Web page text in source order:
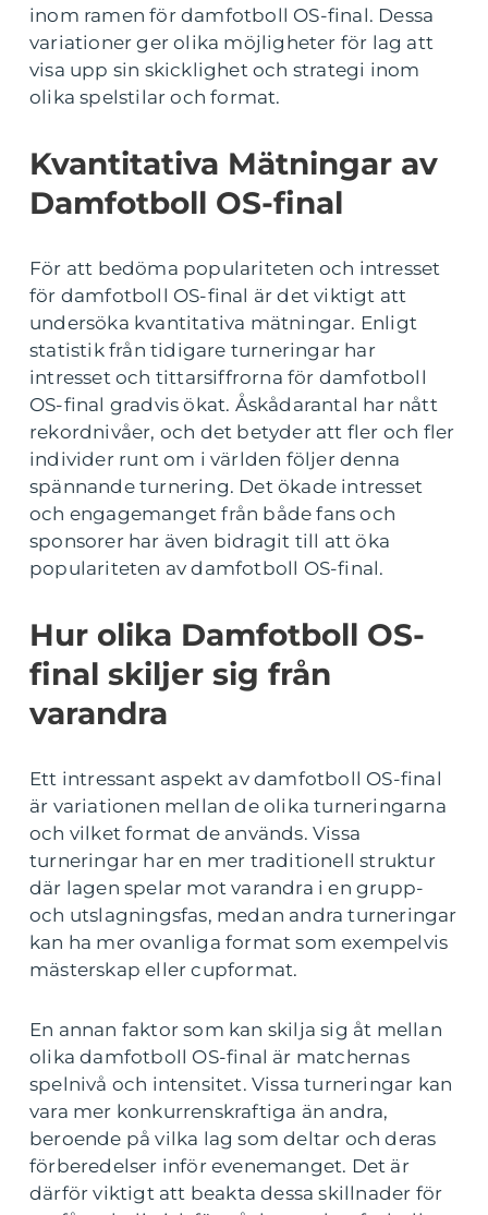
inom ramen för damfotboll OS-final. Dessa
variationer ger olika möjligheter för lag att
visa upp sin skicklighet och strategi inom
olika spelstilar och format.
Kvantitativa Mätningar av
Damfotboll OS-final
För att bedöma populariteten och intresset
för damfotboll OS-final är det viktigt att
undersöka kvantitativa mätningar. Enligt
statistik från tidigare turneringar har
intresset och tittarsiffrorna för damfotboll
OS-final gradvis ökat. Åskådarantal har nått
rekordnivåer, och det betyder att fler och fler
individer runt om i världen följer denna
spännande turnering. Det ökade intresset
och engagemanget från både fans och
sponsorer har även bidragit till att öka
populariteten av damfotboll OS-final.
Hur olika Damfotboll OS-
final skiljer sig från
varandra
Ett intressant aspekt av damfotboll OS-final
är variationen mellan de olika turneringarna
och vilket format de används. Vissa
turneringar har en mer traditionell struktur
där lagen spelar mot varandra i en grupp-
och utslagningsfas, medan andra turneringar
kan ha mer ovanliga format som exempelvis
mästerskap eller cupformat.
En annan faktor som kan skilja sig åt mellan
olika damfotboll OS-final är matchernas
spelnivå och intensitet. Vissa turneringar kan
vara mer konkurrenskraftiga än andra,
beroende på vilka lag som deltar och deras
förberedelser inför evenemanget. Det är
därför viktigt att beakta dessa skillnader för